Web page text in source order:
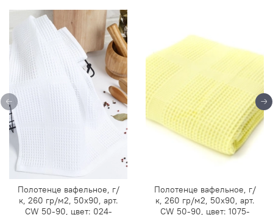
Полотенце вафельное, г/
к, 260 гр/м2, 50х90, арт.
CW 50-90, цвет: 024-
Полотенце вафельное, г/
к, 260 гр/м2, 50х90, арт.
CW 50-90, цвет: 1075-